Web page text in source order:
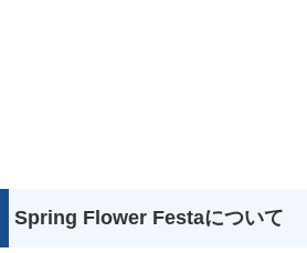
Spring Flower Festaについて